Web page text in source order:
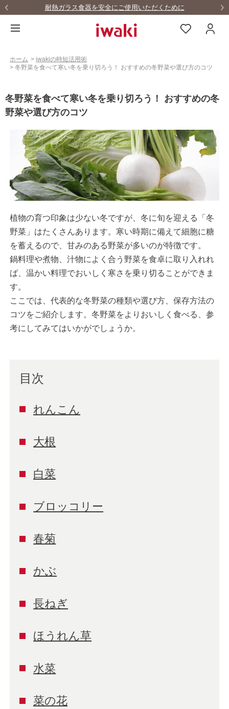
いただくために LINEお友達募集中！！
ホーム >iwakiの時短活用術
>冬野菜を食べて寒い冬を乗り切ろう！ おすすめの冬野菜や選び方のコツ
冬野菜を食べて寒い冬を乗り切ろう！ おすすめの冬
野菜や選び方のコツ
植物の育つ印象は少ない冬ですが、冬に旬を迎える「冬
野菜」はたくさんあります。寒い時期に備えて細胞に糖
を蓄えるので、甘みのある野菜が多いのが特徴です。
鍋料理や煮物、汁物によく合う野菜を食卓に取り入れれ
ば、温かい料理でおいしく寒さを乗り切ることができま
す。
ここでは、代表的な冬野菜の種類や選び方、保存方法の
コツをご紹介します。冬野菜をよりおいしく食べる、参
考にしてみてはいかがでしょうか。
目次
れんこん
大根
白菜
ブロッコリー
春菊
かぶ
長ねぎ
ほうれん草
水菜
菜の花